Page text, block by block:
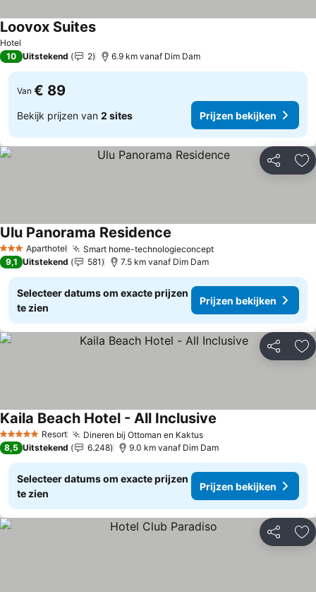
Hotel
Loovox SuitesPrijzen bekijken
10 Uitstekend 2 6.9 km vanaf Dim Dam
Van € 89
Bekijk prijzen van 2 sites Prijzen bekijken
Delen
3 SterrenAparthotel Smart home-technologieconceptPrijzen bekijken
Ulu Panorama Residence
9,1 Uitstekend 581 7.5 km vanaf Dim Dam
Selecteer datums om exacte prijzen
te zien
Prijzen bekijken
Delen
5 Sterren Resort Dineren bij Ottoman en KaktusPrijzen bekijken
Kaila Beach Hotel - All Inclusive
8,5 Uitstekend 6.248 9.0 km vanaf Dim Dam
Selecteer datums om exacte prijzen
te zien
Prijzen bekijken
Delen